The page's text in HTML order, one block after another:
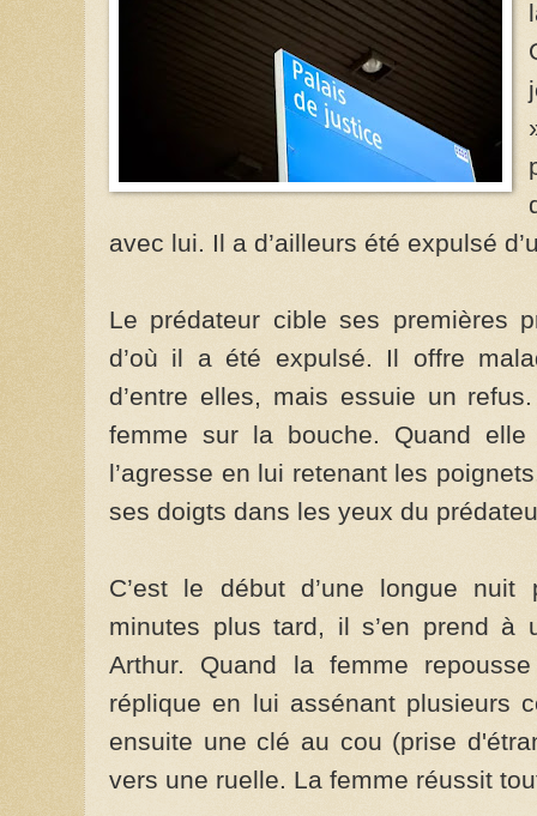
avec lui. Il a d’ailleurs été expulsé
Le prédateur cible ses premières
d’où il a été expulsé. Il offre
d’entre elles, mais essuie un
femme sur la bouche. Quand
l’agresse en lui retenant les
ses doigts dans les yeux du
C’est le début d’une longue
minutes plus tard, il s’en prend à
Arthur. Quand la femme
réplique en lui assénant plusieurs
ensuite une clé au cou (prise
vers une ruelle. La femme réussit